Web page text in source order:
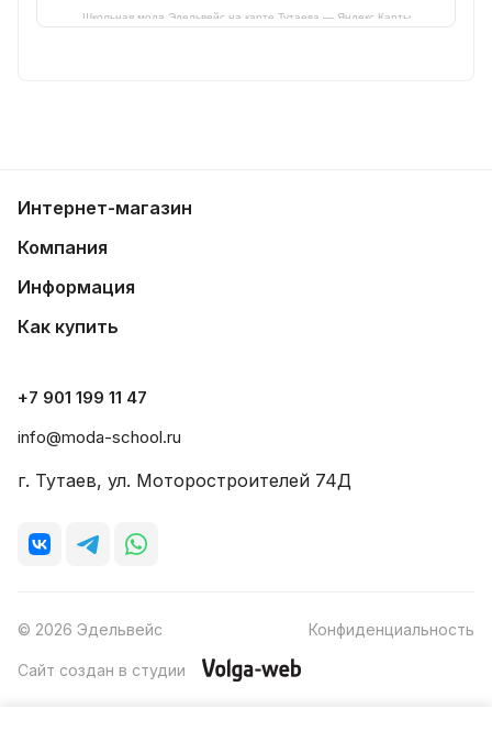
Школьная мода Эдельвейс на карте Тутаева — Яндекс Карты
Интернет-магазин
Компания
Информация
Как купить
+7 901 199 11 47
info@moda-school.ru
г. Тутаев, ул. Моторостроителей 74Д
© 2026 Эдельвейс Конфиденциальность
Сайт создан в студии